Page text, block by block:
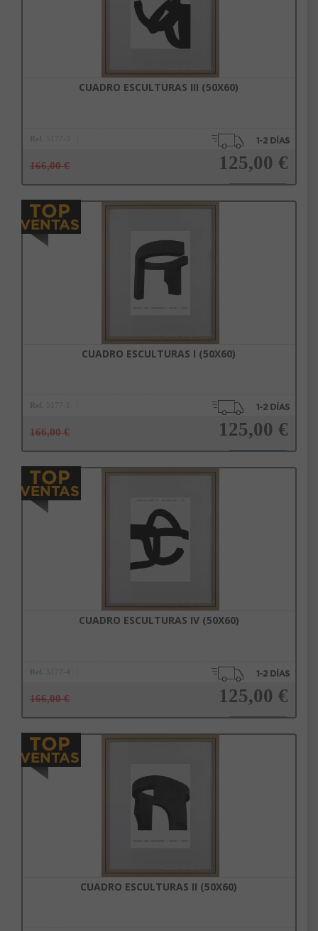
CUADRO ESCULTURAS III (50X60)
Ref. 5177-3
166,00 € 125,00 €
CUADRO ESCULTURAS I (50X60)
Ref. 5177-1
166,00 € 125,00 €
CUADRO ESCULTURAS IV (50X60)
Ref. 5177-4
166,00 € 125,00 €
CUADRO ESCULTURAS II (50X60)